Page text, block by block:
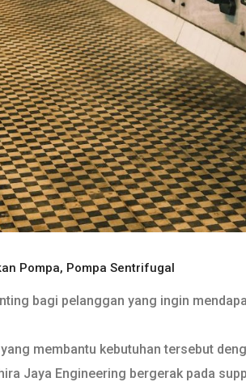
Pompa, Pompa Sentrifugal
bagi pelanggan yang ingin
membantu kebutuhan tersebut
Jaya Engineering bergerak pada